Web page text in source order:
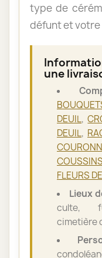
type de
défunt et
une
DEUIL,
DEUIL,
FLEURS
Lieux
culte,
cimetière